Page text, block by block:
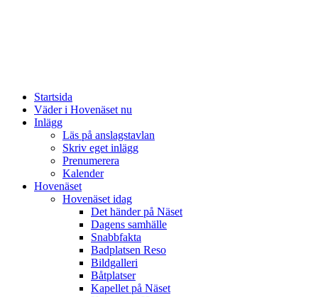
Startsida
Väder i Hovenäset nu
Inlägg
Läs på anslagstavlan
Skriv eget inlägg
Prenumerera
Kalender
Hovenäset
Hovenäset idag
Det händer på Näset
Dagens samhälle
Snabbfakta
Badplatsen Reso
Bildgalleri
Båtplatser
Kapellet på Näset